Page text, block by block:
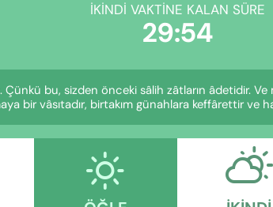
İKINDI VAKTINE KALAN SÜRE
29:53
bu, sizden önceki sâlih zâtların âdetidir.
bir vâsıtadır, birtakım günahlara keffârettir ve